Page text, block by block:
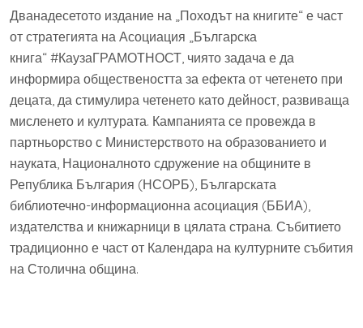
Дванадесетото издание на „Походът на книгите“ е част
от стратегията на Асоциация „Българска
книга“ #КаузаГРАМОТНОСТ, чиято задача е да
информира обществеността за ефекта от четенето при
децата, да стимулира четенето като дейност, развиваща
мисленето и културата. Кампанията се провежда в
партньорство с Министерството на образованието и
науката, Националното сдружение на общините в
Република България (НСОРБ), Българската
библиотечно-информационна асоциация (ББИА),
издателства и книжарници в цялата страна. Събитието
традиционно е част от Календара на културните събития
на Столична община.